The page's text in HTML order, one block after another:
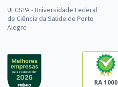
UFCSPA - Universidade Federal
de Ciência da Saúde de Porto
Alegre
RA 1000